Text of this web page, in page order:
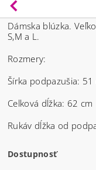
Dámska blúzka.
S,M a L.
Rozmery:
Šírka podpazušia: 51
Celková dĺžka: 62 cm
Rukáv dĺžka od
Dostupnosť